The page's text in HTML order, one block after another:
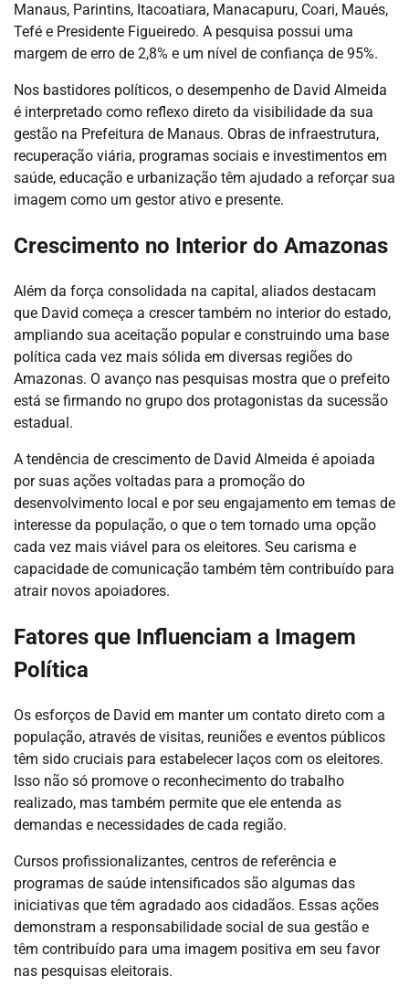
Manaus, Parintins, Itacoatiara, Manacapuru, Coari, Maués,
Tefé e Presidente Figueiredo. A pesquisa possui uma
margem de erro de 2,8% e um nível de confiança de 95%.
Nos bastidores políticos, o desempenho de David Almeida
é interpretado como reflexo direto da visibilidade da sua
gestão na Prefeitura de Manaus. Obras de infraestrutura,
recuperação viária, programas sociais e investimentos em
saúde, educação e urbanização têm ajudado a reforçar sua
imagem como um gestor ativo e presente.
Crescimento no Interior do Amazonas
Além da força consolidada na capital, aliados destacam
que David começa a crescer também no interior do estado,
ampliando sua aceitação popular e construindo uma base
política cada vez mais sólida em diversas regiões do
Amazonas. O avanço nas pesquisas mostra que o prefeito
está se firmando no grupo dos protagonistas da sucessão
estadual.
A tendência de crescimento de David Almeida é apoiada
por suas ações voltadas para a promoção do
desenvolvimento local e por seu engajamento em temas de
interesse da população, o que o tem tornado uma opção
cada vez mais viável para os eleitores. Seu carisma e
capacidade de comunicação também têm contribuído para
atrair novos apoiadores.
Fatores que Influenciam a Imagem
Política
Os esforços de David em manter um contato direto com a
população, através de visitas, reuniões e eventos públicos
têm sido cruciais para estabelecer laços com os eleitores.
Isso não só promove o reconhecimento do trabalho
realizado, mas também permite que ele entenda as
demandas e necessidades de cada região.
Cursos profissionalizantes, centros de referência e
programas de saúde intensificados são algumas das
iniciativas que têm agradado aos cidadãos. Essas ações
demonstram a responsabilidade social de sua gestão e
têm contribuído para uma imagem positiva em seu favor
nas pesquisas eleitorais.